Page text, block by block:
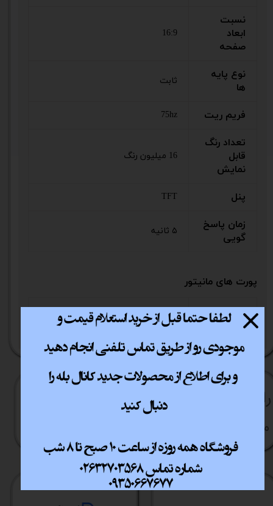
نسبت
ابعاد
صفحه
16:9
نوع پایه
ها
ثابت
فریم ریت 75hz
تعداد رنگ
قابل
نمایش
16 میلیون رنگ
پنل TFT
زمان پاسخ
گویی
۵ ثانیه
پورت های مانیتور
پورت
VGA
دارد
راهنما​​​​​​​​​​​​​​ی خرید نحوه ارسال کالا
مشاوره قبل از خرید